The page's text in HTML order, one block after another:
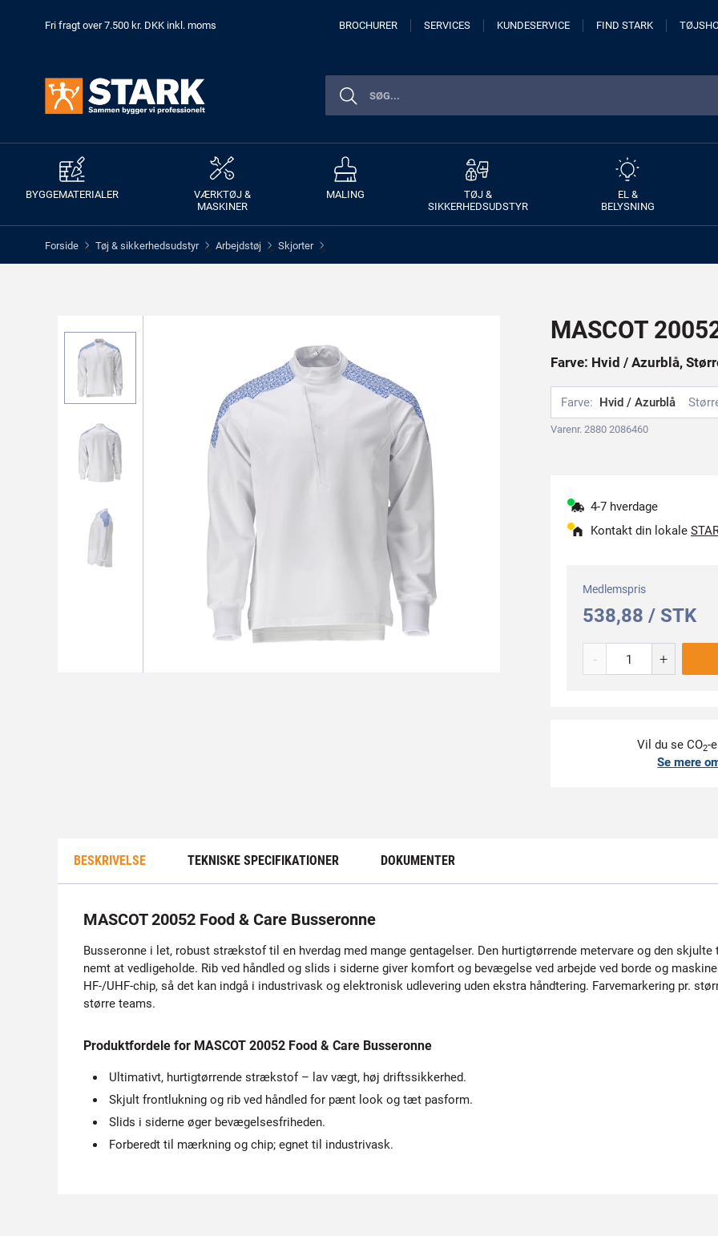
Fri fragt over 7.500 kr. DKK inkl. moms BROCHURER SERVICES KUNDESERVICE FIND STARK
BYGGEMATERIALER
VÆRKTØJ &
MASKINER
MALING
TØJ &
SIKKERHEDSUDSTYR
EL &
BELYSNING
Forside > Tøj & sikkerhedsudstyr > Arbejdstøj > Skjorter >
MASCOT
Farve: Hvid / Azurblå,
Farve: Hvid / Azurblå
Varenr. 2880 2086460
4-7 hverdage
Kontakt din lokale
Medlemspris
538,88 / STK
- +
Vil du se CO2-
Se mere
BESKRIVELSE TEKNISKE SPECIFIKATIONER DOKUMENTER
MASCOT 20052 Food & Care Busseronne
Busseronne i let, robust strækstof til en hverdag med mange gentagelser. Den hurtigtørrende metervare og den
nemt at vedligeholde. Rib ved håndled og slids i siderne giver komfort og bevægelse ved arbejde ved borde og
HF-/UHF-chip, så det kan indgå i industrivask og elektronisk udlevering uden ekstra håndtering. Farvemarkering pr.
større teams.
Produktfordele for MASCOT 20052 Food & Care Busseronne
Ultimativt, hurtigtørrende strækstof – lav vægt, høj driftssikkerhed.
Skjult frontlukning og rib ved håndled for pænt look og tæt pasform.
Slids i siderne øger bevægelsesfriheden.
Forberedt til mærkning og chip; egnet til industrivask.